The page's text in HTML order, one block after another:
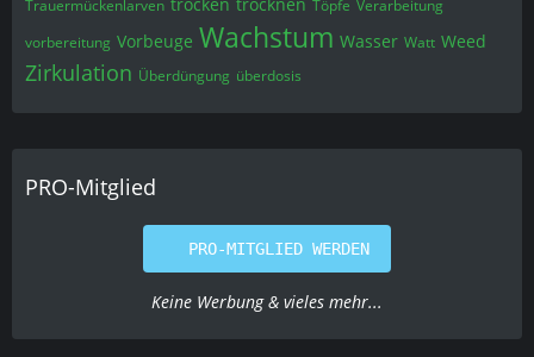
Trauermückenlarven
Töpfe Verarbeitung
vorbereitung Vorbeuge Wachstum Wasser Watt Weed
Zirkulation Überdüngung überdosis
PRO-Mitglied
PRO-MITGLIED WERDEN
Keine Werbung & vieles mehr...